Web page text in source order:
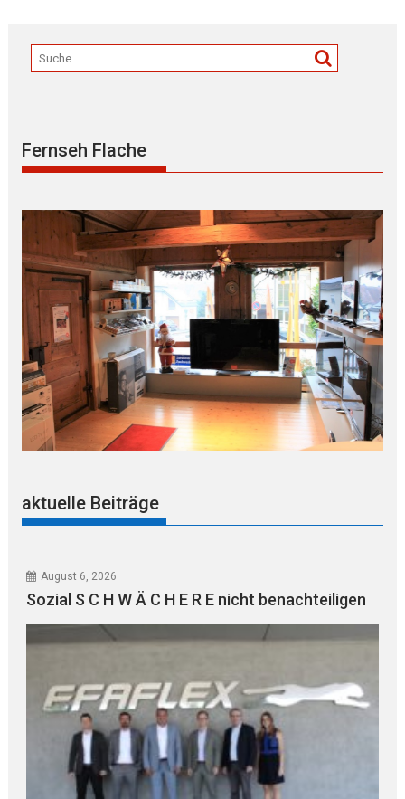
Fernseh Flache
aktuelle Beiträge
August 6, 2026
Sozial S C H W Ä C H E R E nicht benachteiligen